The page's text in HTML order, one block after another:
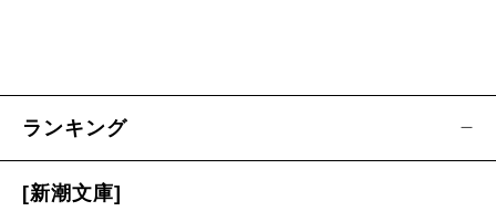
ランキング
[新潮文庫]